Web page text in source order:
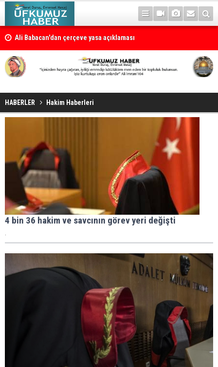
Ali Babacan'dan çerçeve yasa açıklaması
Petrol erzan bû
HABERLER Hakim Haberleri
4 bin 36 hakim ve savcının görev yeri değişti
.